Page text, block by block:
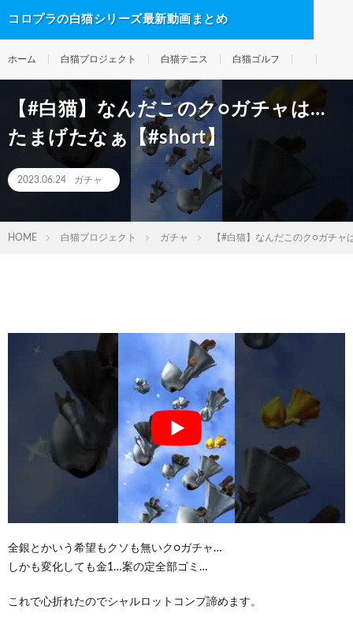
コロプラの白猫シリーズ最新動画まとめ
ホーム 白猫プロジェクト 白猫テニス 白猫ゴルフ
【#白猫】なんだこのク○ガチャは…
たまげたなぁ【#short】
2023.06.24 ガチャ
HOME 白猫プロジェクト ガチャ 【#白猫】なんだこのク○ガチ
全銀とかいう希望もクソも無いク○ガチャ…
しかも変化しても金1…案の定全部ゴミ…
これで心折れたのでシャルロットコンプ諦めます。